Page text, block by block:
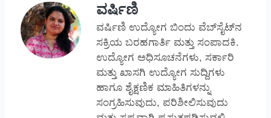
ವರ್ಷಿಣಿ
ವರ್ಷಿಣಿ ಉದ್ಯೋಗ ಬಿಂದು ವೆಬ್‌ಸೈಟ್‌ನ
ಸಕ್ರಿಯ ಬರಹಗಾರ್ತಿ ಮತ್ತು ಸಂಪಾದಕಿ.
ಉದ್ಯೋಗ ಅಧಿಸೂಚನೆಗಳು, ಸರ್ಕಾರಿ
ಮತ್ತು ಖಾಸಗಿ ಉದ್ಯೋಗ ಸುದ್ದಿಗಳು
ಹಾಗೂ ಶೈಕ್ಷಣಿಕ ಮಾಹಿತಿಗಳನ್ನು
ಸಂಗ್ರಹಿಸುವುದು, ಪರಿಶೀಲಿಸುವುದು